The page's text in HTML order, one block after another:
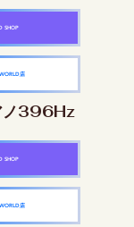
SHOP
店
ノ396Hz
SHOP
店